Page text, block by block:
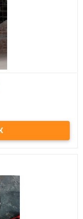
100% бавовна,
(Туреччина).